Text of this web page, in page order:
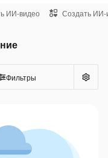
ИИ-видео Создать ИИ-
Фильтры